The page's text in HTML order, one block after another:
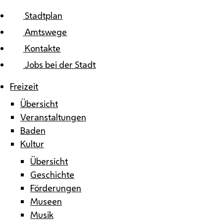
Stadtplan
Amtswege
Kontakte
Jobs bei der Stadt
Freizeit
Übersicht
Veranstaltungen
Baden
Kultur
Übersicht
Geschichte
Förderungen
Museen
Musik